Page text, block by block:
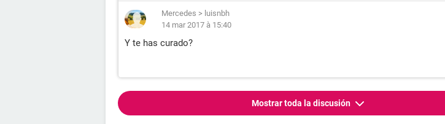
Mercedes > luisnbh
14 mar 2017 à 15:40
Y te has curado?
Mostrar toda la discusión